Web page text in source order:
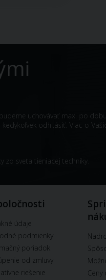
uchovávať max. po
odhl.ásiť. Viac o
zo sveta tieniacej techniky.
údaje
podmienky
poriadok
od zmluvy
riešenie
Ceny